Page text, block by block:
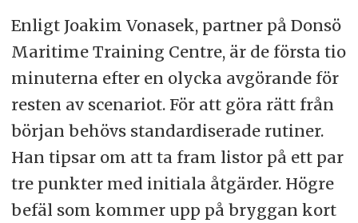
Enligt Joakim Vonasek, partner på Donsö
Maritime Training Centre, är de första tio
minuterna efter en olycka avgörande för
resten av scenariot. För att göra rätt från
början behövs standardiserade rutiner.
Han tipsar om att ta fram listor på ett par
tre punkter med initiala åtgärder. Högre
befäl som kommer upp på bryggan kort